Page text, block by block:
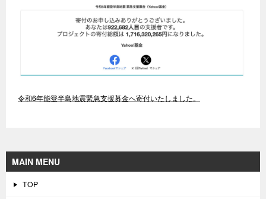
令和6年能登半島地震緊急支援募金へ寄付いたしました。
MAIN MENU
TOP